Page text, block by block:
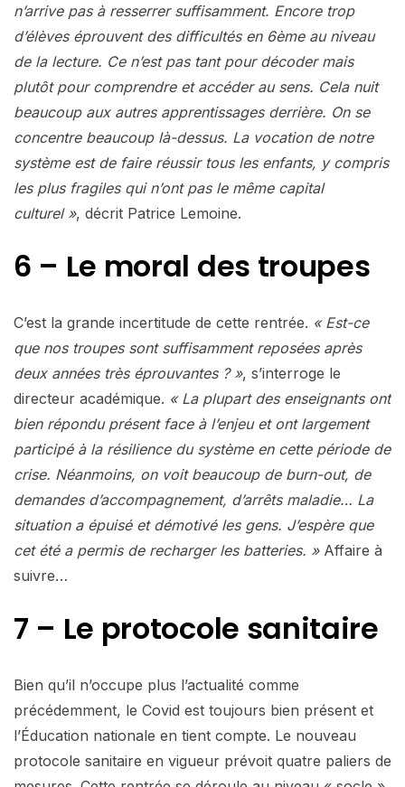
n’arrive pas à resserrer suffisamment. Encore trop
d’élèves éprouvent des difficultés en 6ème au niveau
de la lecture. Ce n’est pas tant pour décoder mais
plutôt pour comprendre et accéder au sens. Cela nuit
beaucoup aux autres apprentissages derrière. On se
concentre beaucoup là-dessus. La vocation de notre
système est de faire réussir tous les enfants, y compris
les plus fragiles qui n’ont pas le même capital
culturel », décrit Patrice Lemoine.
6 – Le moral des troupes
C’est la grande incertitude de cette rentrée. « Est-ce
que nos troupes sont suffisamment reposées après
deux années très éprouvantes ? », s’interroge le
directeur académique. « La plupart des enseignants ont
bien répondu présent face à l’enjeu et ont largement
participé à la résilience du système en cette période de
crise. Néanmoins, on voit beaucoup de burn-out, de
demandes d’accompagnement, d’arrêts maladie… La
situation a épuisé et démotivé les gens. J’espère que
cet été a permis de recharger les batteries. »Affaire à
suivre…
7 – Le protocole sanitaire
Bien qu’il n’occupe plus l’actualité comme
précédemment, le Covid est toujours bien présent et
l’Éducation nationale en tient compte. Le nouveau
protocole sanitaire en vigueur prévoit quatre paliers de